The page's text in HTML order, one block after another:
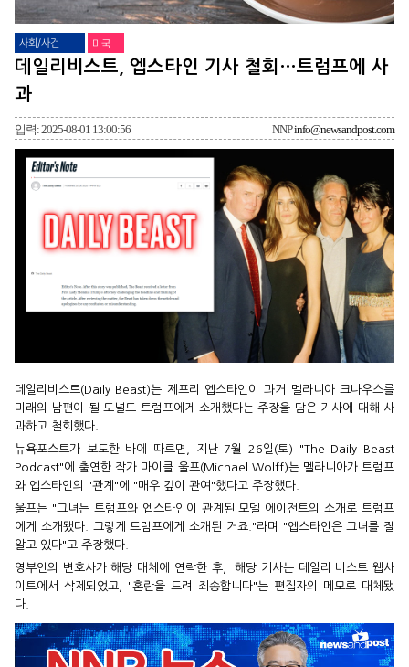
사회/사건 미국
데일리비스트, 엡스타인 기사 철회…트럼프에 사
과
입력: 2025-08-01 13:00:56 NNPinfo@newsandpost.com
데일리비스트(Daily Beast)는 제프리 엡스타인이 과거 멜라니아 크나우스를
미래의 남편이 될 도널드 트럼프에게 소개했다는 주장을 담은 기사에 대해 사
과하고 철회했다.
뉴욕포스트가 보도한 바에 따르면, 지난 7월 26일(토) "The Daily Beast
Podcast"에 출연한 작가 마이클 울프(Michael Wolff)는 멜라니아가 트럼프
와 엡스타인의 "관계"에 "매우 깊이 관여"했다고 주장했다.
울프는 "그녀는 트럼프와 엡스타인이 관계된 모델 에이전트의 소개로 트럼프
에게 소개됐다. 그렇게 트럼프에게 소개된 거죠."라며 "엡스타인은 그녀를 잘
알고 있다"고 주장했다.
영부인의 변호사가 해당 매체에 연락한 후, 해당 기사는 데일리 비스트 웹사
이트에서 삭제되었고, "혼란을 드려 죄송합니다"는 편집자의 메모로 대체됐
다.